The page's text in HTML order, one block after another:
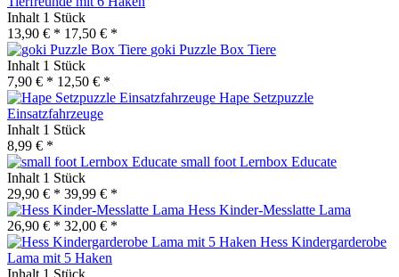
Inhalt 1 Stück
13,90 € * 17,50 € *
goki Puzzle Box Tiere
Inhalt 1 Stück
7,90 € * 12,50 € *
Hape Setzpuzzle
Einsatzfahrzeuge
Inhalt 1 Stück
8,99 € *
small foot Lernbox Educate
Inhalt 1 Stück
29,90 € * 39,99 € *
Hess Kinder-Messlatte Lama
26,90 € * 32,00 € *
Hess Kindergarderobe
Lama mit 5 Haken
Inhalt 1 Stück